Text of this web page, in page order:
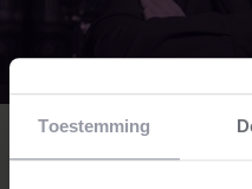
Toestemming
Barokspecialist René